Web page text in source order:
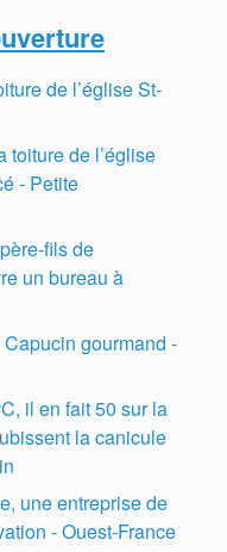
de l’église St-
toiture de l’église
- Petite
fils de
un bureau à
gourmand -
il en fait 50 sur la
la canicule
une entreprise de
- Ouest-France